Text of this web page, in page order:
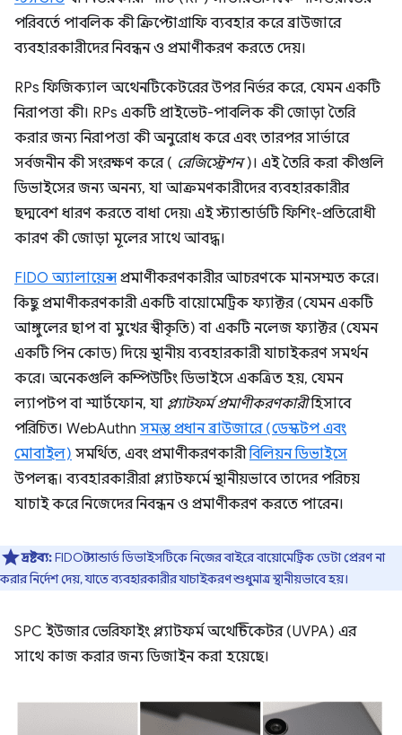
পরিবর্তে পাবলিক কী ক্রিপ্টোগ্রাফি ব্যবহার করে ব্রাউজারে
ব্যবহারকারীদের নিবন্ধন ও প্রমাণীকরণ করতে দেয়।
RPs ফিজিক্যাল অথেনটিকেটরের উপর নির্ভর করে, যেমন একটি
নিরাপত্তা কী। RPs একটি প্রাইভেট-পাবলিক কী জোড়া তৈরি
করার জন্য নিরাপত্তা কী অনুরোধ করে এবং তারপর সার্ভারে
সর্বজনীন কী সংরক্ষণ করে ( রেজিস্ট্রেশন)। এই তৈরি করা কীগুলি
ডিভাইসের জন্য অনন্য, যা আক্রমণকারীদের ব্যবহারকারীর
ছদ্মবেশ ধারণ করতে বাধা দেয়৷ এই স্ট্যান্ডার্ডটি ফিশিং-প্রতিরোধী
কারণ কী জোড়া মূলের সাথে আবদ্ধ।
FIDO অ্যালায়েন্স প্রমাণীকরণকারীর আচরণকে মানসম্মত করে।
কিছু প্রমাণীকরণকারী একটি বায়োমেট্রিক ফ্যাক্টর (যেমন একটি
আঙ্গুলের ছাপ বা মুখের স্বীকৃতি) বা একটি নলেজ ফ্যাক্টর (যেমন
একটি পিন কোড) দিয়ে স্থানীয় ব্যবহারকারী যাচাইকরণ সমর্থন
করে। অনেকগুলি কম্পিউটিং ডিভাইসে একত্রিত হয়, যেমন
ল্যাপটপ বা স্মার্টফোন, যা প্ল্যাটফর্ম প্রমাণীকরণকারীহিসাবে
পরিচিত। WebAuthn সমস্ত প্রধান ব্রাউজারে (ডেস্কটপ এবং
মোবাইল) সমর্থিত, এবং প্রমাণীকরণকারীবিলিয়ন ডিভাইসে
উপলব্ধ। ব্যবহারকারীরা প্ল্যাটফর্মে স্থানীয়ভাবে তাদের পরিচয়
যাচাই করে নিজেদের নিবন্ধন ও প্রমাণীকরণ করতে পারেন।
দ্রষ্টব্য:FIDO স্ট্যান্ডার্ড ডিভাইসটিকে নিজের বাইরে বায়োমেট্রিক ডেটা প্রেরণ না
করার নির্দেশ দেয়, যাতে ব্যবহারকারীর যাচাইকরণ শুধুমাত্র স্থানীয়ভাবে হয়।
SPC ইউজার ভেরিফাইং প্ল্যাটফর্ম অথেন্টিকেটর (UVPA) এর
সাথে কাজ করার জন্য ডিজাইন করা হয়েছে।